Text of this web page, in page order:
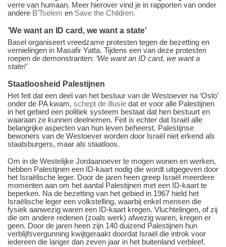
verre van humaan. Meer hierover vind je in rapporten van onder
andere B’Tselem en Save the Children.
’We want an ID card, we want a state’
Basel organiseert vreedzame protesten tegen de bezetting en
vernielingen in Masafir Yatta. Tijdens een van deze protesten
roepen de demonstranten: ‘We want an ID card, we want a
state!’
Staatloosheid Palestijnen
Het feit dat een deel van het bestuur van de Westoever na ‘Oslo’
onder de PA kwam, schept de illusie dat er voor alle Palestijnen
in het gebied een politiek systeem bestaat dat hen bestuurt en
waaraan ze kunnen deelnemen. Feit is echter dat Israël alle
belangrijke aspecten van hun leven beheerst. Palestijnse
bewoners van de Westoever worden door Israël niet erkend als
staatsburgers, maar als staatloos.
Om in de Westelijke Jordaanoever te mogen wonen en werken,
hebben Palestijnen een ID-kaart nodig die wordt uitgegeven door
het Israëlische leger. Door de jaren heen greep Israël meerdere
momenten aan om het aantal Palestijnen met een ID-kaart te
beperken. Na de bezetting van het gebied in 1967 hield het
Israëlische leger een volkstelling, waarbij enkel mensen die
fysiek aanwezig waren een ID-kaart kregen. Vluchtelingen, of zij
die om andere redenen (zoals werk) afwezig waren, kregen er
geen. Door de jaren heen zijn 140 duizend Palestijnen hun
verblijfsvergunning kwijtgeraakt doordat Israël die introk voor
iedereen die langer dan zeven jaar in het buitenland verbleef.